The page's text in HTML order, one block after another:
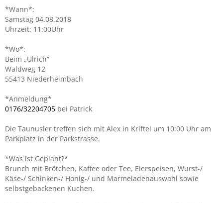
*Wann*:
Samstag 04.08.2018
Uhrzeit: 11:00Uhr
*Wo*:
Beim „Ulrich“
Waldweg 12
55413 Niederheimbach
*Anmeldung*
0176/32204705 bei Patrick
Die Taunusler treffen sich mit Alex in Kriftel um 10:00 Uhr am
Parkplatz in der Parkstrasse.
*Was ist Geplant?*
Brunch mit Brötchen, Kaffee oder Tee, Eierspeisen, Wurst-/
Käse-/ Schinken-/ Honig-/ und Marmeladenauswahl sowie
selbstgebackenen Kuchen.